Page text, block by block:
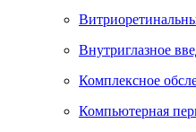
Внутриглазное
Комплексное
Компьютерная